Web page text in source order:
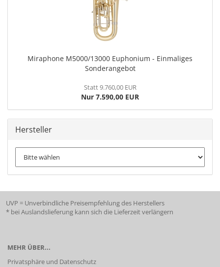
Miraphone M5000/13000 Euphonium - Einmaliges
Sonderangebot
Statt 9.760,00 EUR
Nur 7.590,00 EUR
Hersteller
UVP = Unverbindliche Preisempfehlung des Herstellers
* bei Auslandslieferung kann sich die Lieferzeit verlängern
MEHR ÜBER...
Privatsphäre und Datenschutz